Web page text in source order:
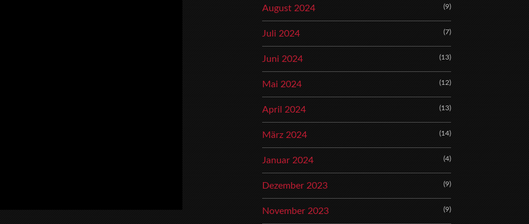
August 2024 (9)
Juli 2024 (7)
Juni 2024 (13)
Mai 2024 (12)
April 2024 (13)
März 2024 (14)
Januar 2024 (4)
Dezember 2023 (9)
November 2023 (9)